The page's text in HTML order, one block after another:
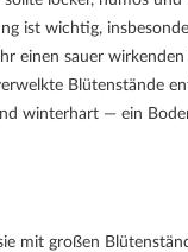
ist wichtig,
einen sauer
Blütenstände
winterhart — ein
mit großen